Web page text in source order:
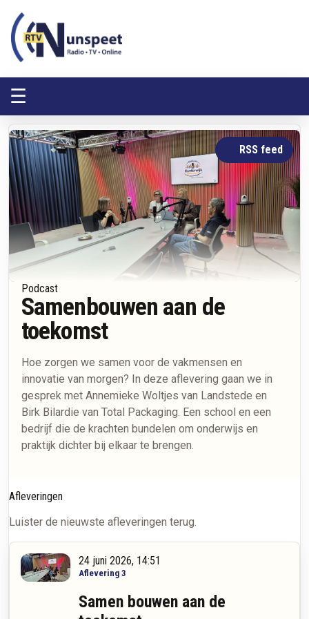
☰
Podcast
Samenbouwen aan de
toekomst
Hoe zorgen we samen voor de vakmensen en
innovatie van morgen? In deze aflevering gaan we in
gesprek met Annemieke Woltjes van Landstede en
Birk Bilardie van Total Packaging. Een school en een
bedrijf die de krachten bundelen om onderwijs en
praktijk dichter bij elkaar te brengen.
RSS feed
Afleveringen
Luister de nieuwste afleveringen terug.
24 juni 2026, 14:51
Aflevering 3
Samen bouwen aan de